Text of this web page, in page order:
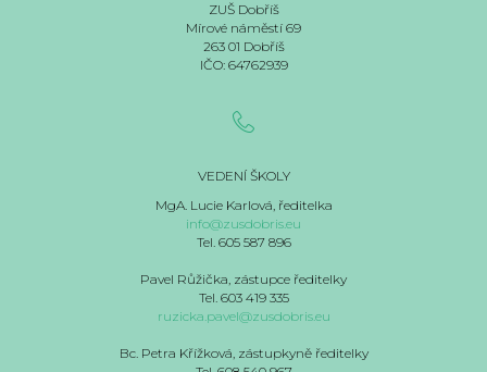
ZUŠ Dobříš
Mírové náměstí 69
263 01 Dobříš
IČO: 64762939
VEDENÍ ŠKOLY
MgA. Lucie Karlová, ředitelka
info@zusdobris.eu
Tel. 605 587 896
Pavel Růžička, zástupce ředitelky
Tel. 603 419 335
ruzicka.pavel@zusdobris.eu
Bc. Petra Křížková, zástupkyně ředitelky